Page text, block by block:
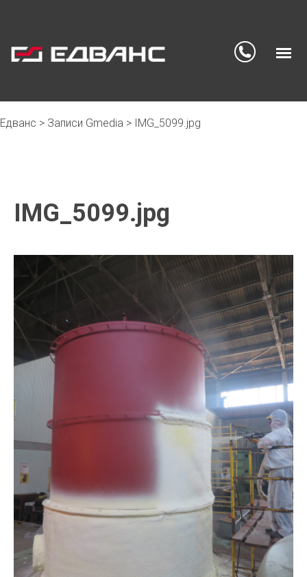
Skip
Едванс > Записи Gmedia > IMG_5099.jpg
IMG_5099.jpg